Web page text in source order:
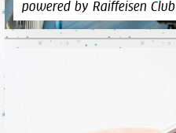
powered by Raiffeisen Club